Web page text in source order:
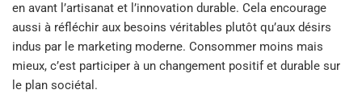
en avant l’artisanat et l’innovation durable. Cela encourage
aussi à réfléchir aux besoins véritables plutôt qu’aux désirs
indus par le marketing moderne. Consommer moins mais
mieux, c’est participer à un changement positif et durable sur
le plan sociétal.